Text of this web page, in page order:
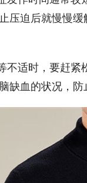
压迫后就慢慢
不适时，要赶
缺血的状况，防